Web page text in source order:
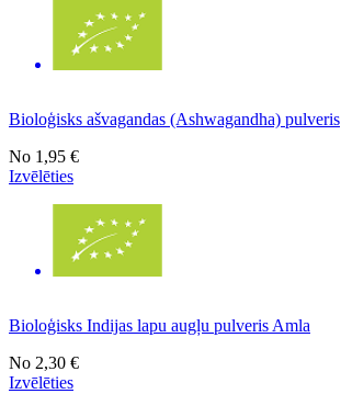
Bioloģisks ašvagandas (Ashwagandha) pulveris
No 1,95 €
Izvēlēties
Bioloģisks Indijas lapu augļu pulveris Amla
No 2,30 €
Izvēlēties